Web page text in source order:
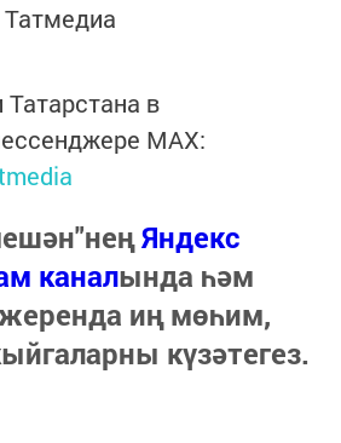
Татмедиа
Татарстана в
MАХ:
Яндекс
каналында һәм
иң мөһим,
күзәтегез.